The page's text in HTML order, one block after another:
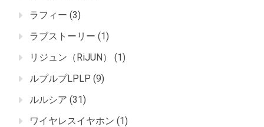
ラフィー (3)
ラブストーリー (1)
リジュン（RiJUN）
(1)
ルプルプLPLP (9)
ルルシア (31)
ワイヤレスイヤホン (1)